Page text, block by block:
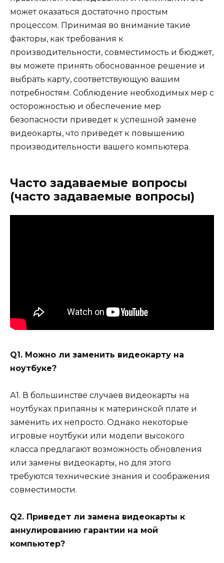
может оказаться достаточно простым
процессом. Принимая во внимание такие
факторы, как требования к
производительности, совместимость и бюджет,
вы можете принять обоснованное решение и
выбрать карту, соответствующую вашим
потребностям. Соблюдение необходимых мер с
осторожностью и обеспечение мер
безопасности приведет к успешной замене
видеокарты, что приведет к повышению
производительности вашего компьютера.
Часто задаваемые вопросы
(часто задаваемые вопросы)
Q1. Можно ли заменить видеокарту на
ноутбуке?
А1. В большинстве случаев видеокарты на
ноутбуках припаяны к материнской плате и
заменить их непросто. Однако некоторые
игровые ноутбуки или модели высокого
класса предлагают возможность обновления
или замены видеокарты, но для этого
требуются технические знания и соображения
совместимости.
Q2. Приведет ли замена видеокарты к
аннулированию гарантии на мой
компьютер?